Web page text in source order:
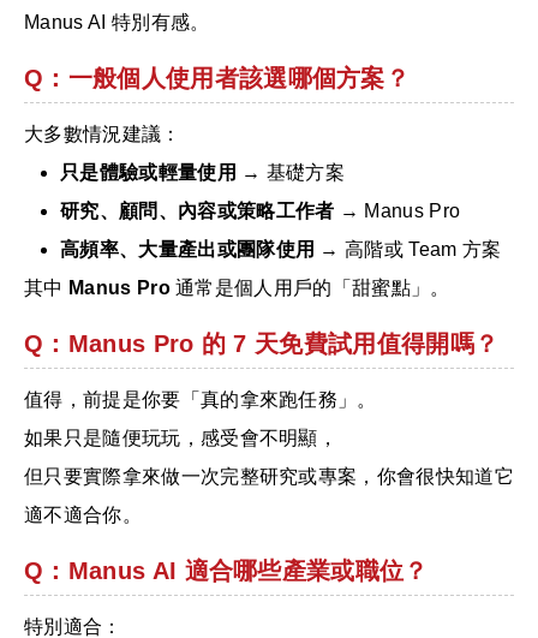
Manus AI 特別有感。
Q：一般個人使用者該選哪個方案？
大多數情況建議：
只是體驗或輕量使用 → 基礎方案
研究、顧問、內容或策略工作者 → Manus Pro
高頻率、大量產出或團隊使用 → 高階或 Team 方案
其中 Manus Pro通常是個人用戶的「甜蜜點」。
Q：Manus Pro 的 7 天免費試用值得開嗎？
值得，前提是你要「真的拿來跑任務」。
如果只是隨便玩玩，感受會不明顯，
但只要實際拿來做一次完整研究或專案，你會很快知道它
適不適合你。
Q：Manus AI 適合哪些產業或職位？
特別適合：